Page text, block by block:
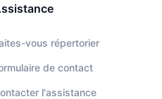
vous répertorier
de contact
l'assistance